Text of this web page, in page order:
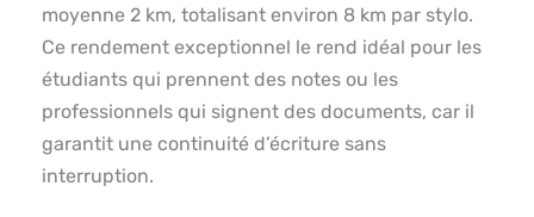
moyenne 2 km, totalisant environ 8 km par stylo.
Ce rendement exceptionnel le rend idéal pour les
étudiants qui prennent des notes ou les
professionnels qui signent des documents, car il
garantit une continuité d’écriture sans
interruption.